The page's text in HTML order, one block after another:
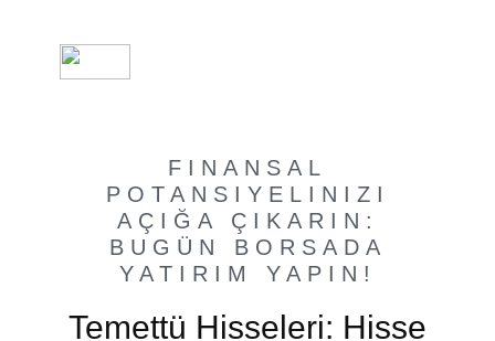
FINANSAL
POTANSIYELINIZI
AÇIĞA ÇIKARIN:
BUGÜN BORSADA
YATIRIM YAPIN!
Temettü Hisseleri: Hisse